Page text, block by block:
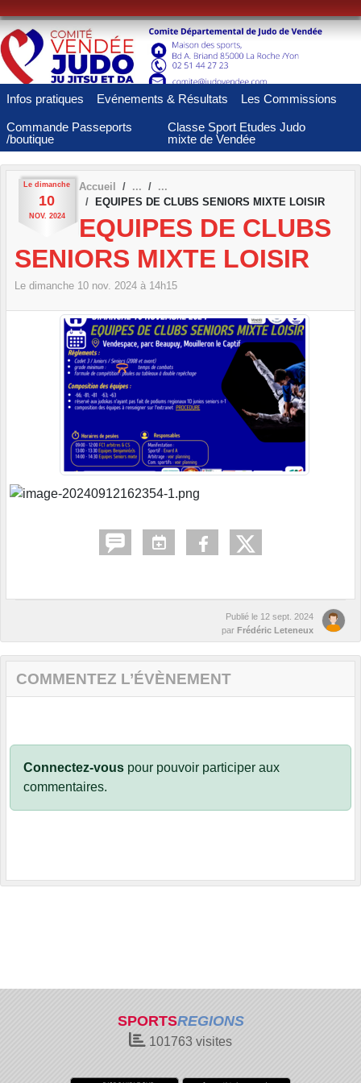
Infos pratiques Evénements & Résultats Les Commissions
Commande Passeports
/boutique
Classe Sport Etudes Judo
mixte de Vendée
Le dimanche
10
NOV. 2024
Accueil
EQUIPES DE CLUBS SENIORS MIXTE LOISIR
EQUIPES DE CLUBS
SENIORS MIXTE LOISIR
Le dimanche 10 nov. 2024 à 14h15
Publié le 12 sept. 2024
par Frédéric Leteneux
COMMENTEZ L’ÉVÈNEMENT
Connectez-vous pour pouvoir participer aux
commentaires.
SPORTSREGIONS
101763 visites